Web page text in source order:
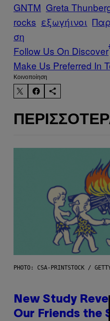
GNTM Greta
rocks εξωγήινοι
ση
Follow Us On Discover
Make Us Preferred In
Kοινοποίηση
PHOTO: CSA-PRINTSTOCK /
New Study
Our Friends the